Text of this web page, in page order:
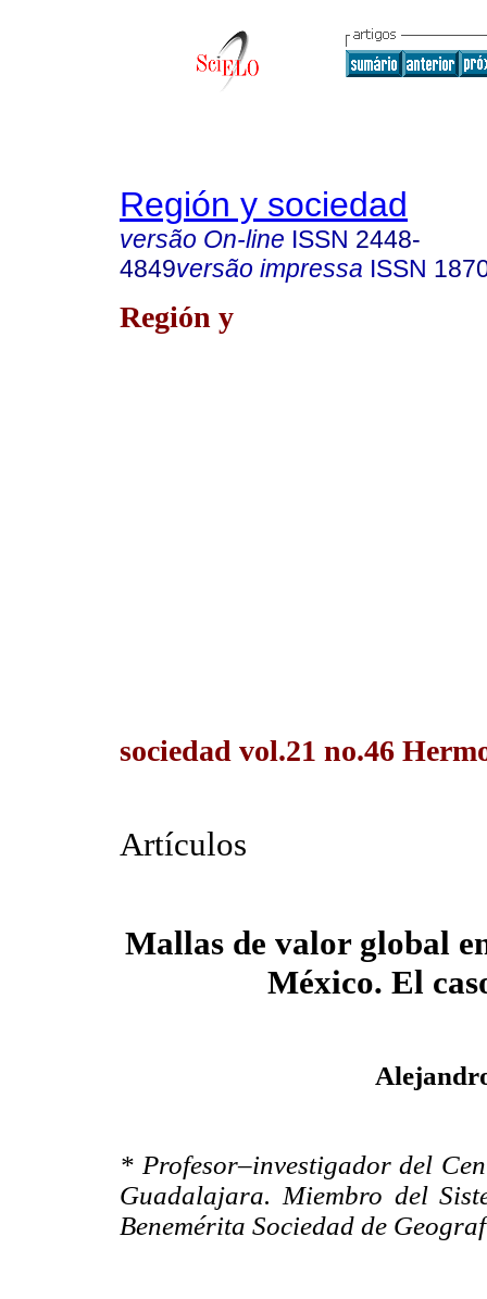
Región y sociedad
versão On-line ISSN 2448-
4849versão impressa ISSN
Región y
sociedad vol.21 no.46
Artículos
Mallas de valor global
México. El
* Profesor–investigador del
Guadalajara. Miembro del
Benemérita Sociedad de